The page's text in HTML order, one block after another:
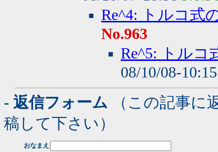
Re^4: トルコ式
No.963
Re^5: トルコ
08/10/08-
- 返信フォーム （この記事に
稿して下さい）
おなまえ